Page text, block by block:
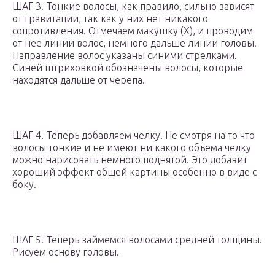
ШАГ 3. Тонкие волосы, как правило, сильно зависят
от гравитации, так как у них нет никакого
сопротивления. Отмечаем макушку (X), и проводим
от нее линии волос, немного дальше линии головы.
Направление волос указаны синими стрелками.
Синей штриховкой обозначены волосы, которые
находятся дальше от черепа.
ШАГ 4. Теперь добавляем челку. Не смотря на то что
волосы тонкие и не имеют ни какого объема челку
можно нарисовать немного поднятой. Это добавит
хороший эффект общей картины особенно в виде с
боку.
ШАГ 5. Теперь займемся волосами средней толщины.
Рисуем основу головы.